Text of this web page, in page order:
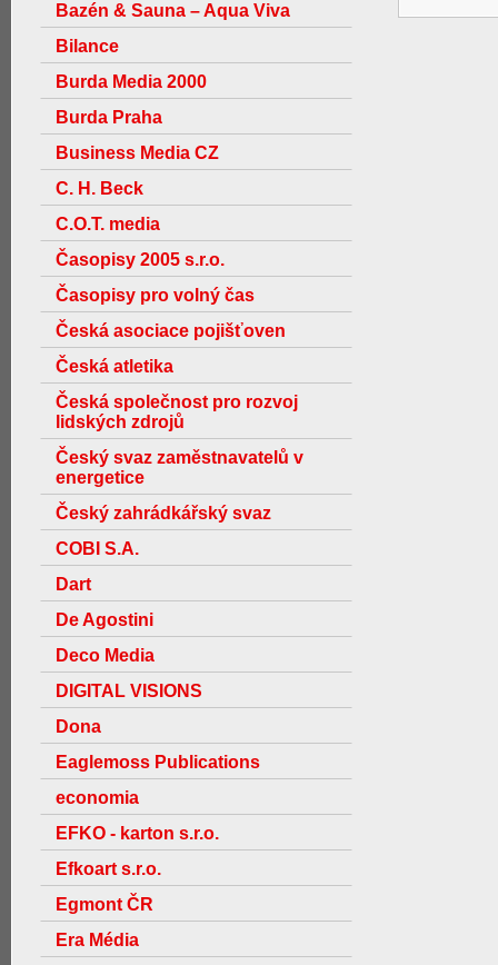
Bazén & Sauna – Aqua Viva
Bilance
Burda Media 2000
Burda Praha
Business Media CZ
C. H. Beck
C.O.T. media
Časopisy 2005 s.r.o.
Časopisy pro volný čas
Česká asociace pojišťoven
Česká atletika
Česká společnost pro rozvoj
lidských zdrojů
Český svaz zaměstnavatelů v
energetice
Český zahrádkářský svaz
COBI S.A.
Dart
De Agostini
Deco Media
DIGITAL VISIONS
Dona
Eaglemoss Publications
economia
EFKO - karton s.r.o.
Efkoart s.r.o.
Egmont ČR
Era Média